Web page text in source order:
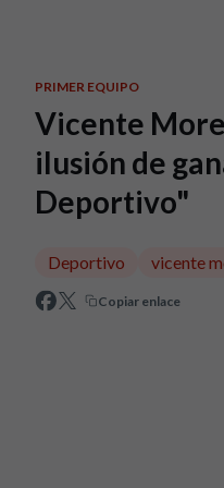
PRIMER EQUIPO
Vicente
ilusión de
Deportivo"
Deportivo vicente
Copiar enlace